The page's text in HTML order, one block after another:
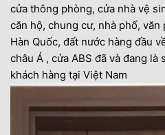
cửa thông phòng, cửa nhà vệ
căn hộ, chung cư, nhà phố,
Hàn Quốc, đất nước hàng đầu
châu Á , cửa ABS đã và đang là
khách hàng tại Việt Nam